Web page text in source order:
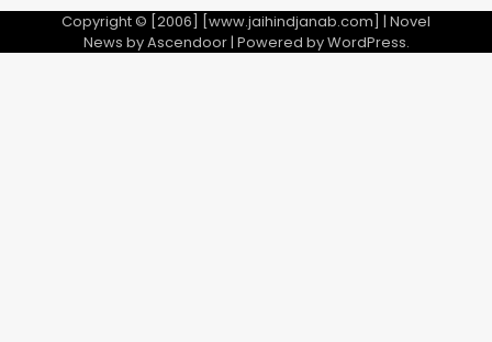
Copyright © [2006] [www.jaihindjanab.com] | Novel
News byAscendoor| Powered byWordPress.